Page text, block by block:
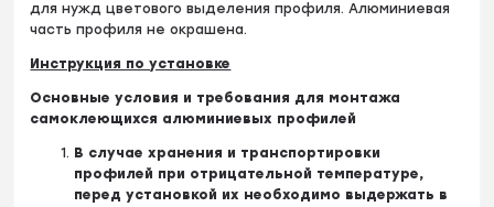
для нужд цветового выделения профиля. Алюминиевая
часть профиля не окрашена.
Инструкция по установке
Основные условия и требования для монтажа
самоклеющихся алюминиевых профилей
В случае хранения и транспортировки
профилей при отрицательной температуре,
перед установкой их необходимо выдержать в